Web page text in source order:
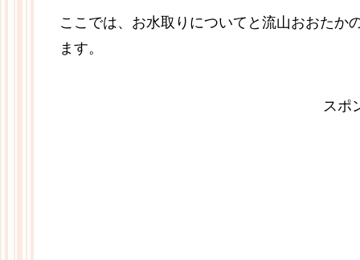
ここでは、お水取りについてと流山おおたか
ます。
スポ